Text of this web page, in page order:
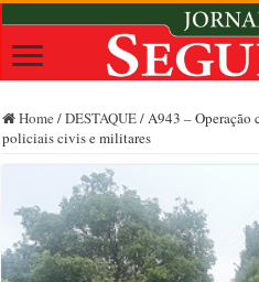
Home /DESTAQUE/A943 – Operação
policiais civis e militares